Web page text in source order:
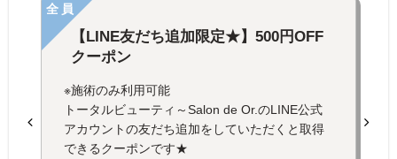
全員
【LINE友だち追加限定★】500円OFF
クーポン
※施術のみ利用可能
トータルビューティ～Salon de Or.のLINE公式
アカウントの友だち追加をしていただくと取得
できるクーポンです★